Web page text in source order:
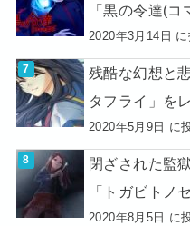
「黒の令達(
2020年3月14日
残酷な幻想と
タフライ」を
2020年5月9日 に
閉ざされた監
「トガビトノ
2020年8月5日 に